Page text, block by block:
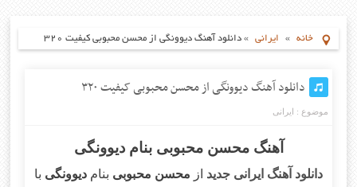
خانه » ایرانی »دانلود آهنگ دیوونگی از محسن محبوبی کیفیت ۳۲۰
دانلود آهنگ دیوونگی از محسن محبوبی کیفیت ۳۲۰
موضوع : ایرانی
آهنگ محسن محبوبی بنام دیوونگی
دانلود آهنگ ایرانی جدید از محسن محبوبی بنام دیوونگی با